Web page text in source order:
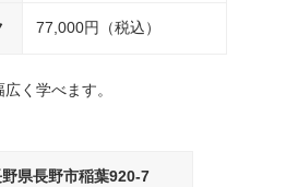
77,000円（税込）
く学べます。
県長野市稲葉920-7